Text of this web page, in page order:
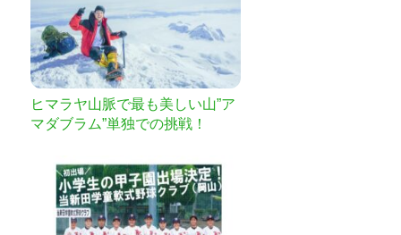
ヒマラヤ山脈で最も美しい山”ア
マダブラム”単独での挑戦！